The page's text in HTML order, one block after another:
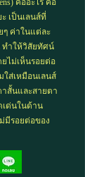
เป็นเลนส์ที่
ๆ ค่าในแต่ละ
ทำให้วิสัยทัศน์
ยไม่เห็นรอยต่อ
ส่เหมือนเลนส์
าสั้นและสายตา
เด่นในด้าน
มีรอยต่อของ